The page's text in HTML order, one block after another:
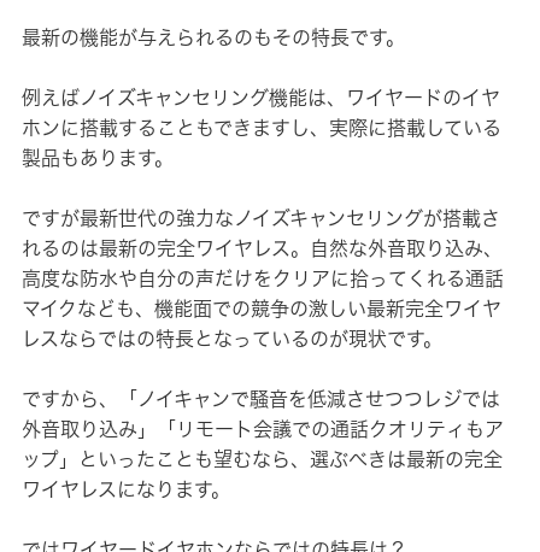
最新の機能が与えられるのもその特長です。
例えばノイズキャンセリング機能は、ワイヤードのイヤ
ホンに搭載することもできますし、実際に搭載している
製品もあります。
ですが最新世代の強力なノイズキャンセリングが搭載さ
れるのは最新の完全ワイヤレス。自然な外音取り込み、
高度な防水や自分の声だけをクリアに拾ってくれる通話
マイクなども、機能面での競争の激しい最新完全ワイヤ
レスならではの特長となっているのが現状です。
ですから、「ノイキャンで騒音を低減させつつレジでは
外音取り込み」「リモート会議での通話クオリティもア
ップ」といったことも望むなら、選ぶべきは最新の完全
ワイヤレスになります。